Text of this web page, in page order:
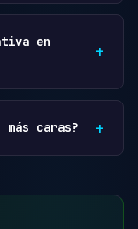
en
caras?